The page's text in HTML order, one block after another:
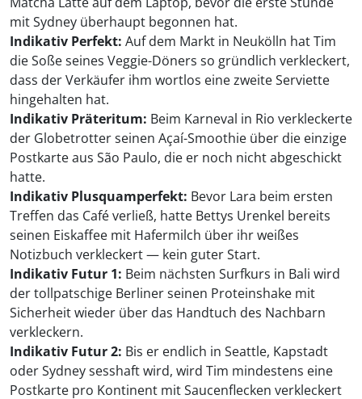
mit Sydney überhaupt begonnen hat.
Indikativ Perfekt: Auf dem Markt in Neukölln hat Tim
die Soße seines Veggie-Döners so gründlich verkleckert,
dass der Verkäufer ihm wortlos eine zweite Serviette
hingehalten hat.
Indikativ Präteritum: Beim Karneval in Rio verkleckerte
der Globetrotter seinen Açaí-Smoothie über die einzige
Postkarte aus São Paulo, die er noch nicht abgeschickt
hatte.
Indikativ Plusquamperfekt: Bevor Lara beim ersten
Treffen das Café verließ, hatte Bettys Urenkel bereits
seinen Eiskaffee mit Hafermilch über ihr weißes
Notizbuch verkleckert — kein guter Start.
Indikativ Futur 1: Beim nächsten Surfkurs in Bali wird
der tollpatschige Berliner seinen Proteinshake mit
Sicherheit wieder über das Handtuch des Nachbarn
verkleckern.
Indikativ Futur 2: Bis er endlich in Seattle, Kapstadt
oder Sydney sesshaft wird, wird Tim mindestens eine
Postkarte pro Kontinent mit Saucenflecken verkleckert